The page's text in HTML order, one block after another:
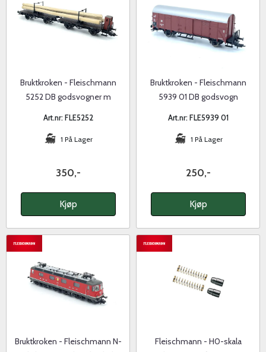
Bruktkroken - Fleischmann
5252 DB godsvogner m
Art.nr: FLE5252
1 På Lager
350,-
Kjøp
Bruktkroken - Fleischmann
5939 01 DB godsvogn
Art.nr: FLE5939 01
1 På Lager
250,-
Kjøp
Bruktkroken - Fleischmann N-
Fleischmann - H0-skala